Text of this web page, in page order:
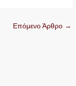
Επόμενο Άρθρο →